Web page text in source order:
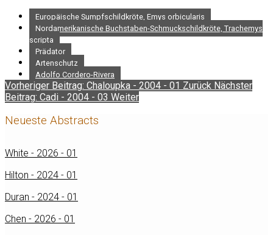
Europäische Sumpfschildkröte, Emys orbicularis
Nordamerikanische Buchstaben-Schmuckschildkröte, Trachemys
scripta
Prädator
Artenschutz
Adolfo Cordero-Rivera
Vorheriger Beitrag: Chaloupka - 2004 - 01 Zurück Nächster
Beitrag: Cadi - 2004 - 03 Weiter
Neueste Abstracts
White - 2026 - 01
Hilton - 2024 - 01
Duran - 2024 - 01
Chen - 2026 - 01